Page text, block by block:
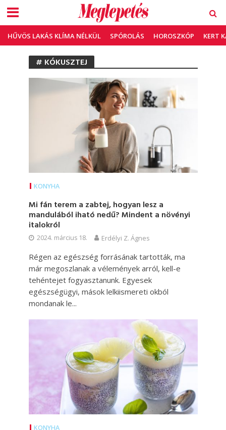
HŰVÖS LAKÁS KLÍMA NÉLKÜL SPÓROLÁS HOROSZKÓP KERT
# KÓKUSZTEJ
KONYHA
Mi fán terem a zabtej, hogyan lesz a
mandulából iható nedű? Mindent a növényi
italokról
2024. március 18. Erdélyi Z. Ágnes
Régen az egészség forrásának tartották, ma
már megoszlanak a vélemények arról, kell-e
tehéntejet fogyasztanunk. Egyesek
egészségügyi, mások lelkiismereti okból
mondanak le...
KONYHA